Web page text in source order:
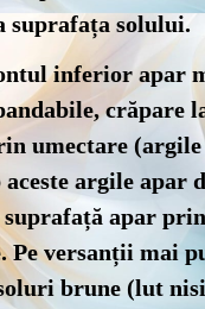
suprafața solului.
inferior apar
crăpare
umectare
argile apar
apar
Pe versanții mai
brune (lut